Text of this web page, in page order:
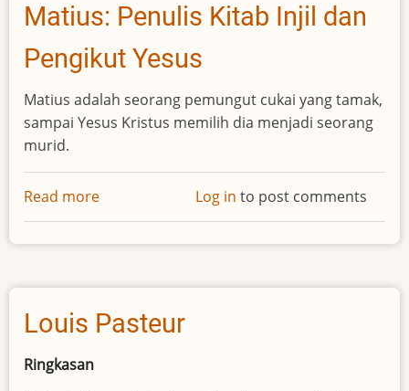
Matius: Penulis Kitab Injil dan
Pengikut Yesus
Matius adalah seorang pemungut cukai yang tamak,
sampai Yesus Kristus memilih dia menjadi seorang
murid.
Read more
Matius:
Penulis
Injil
dan
Pengikut
Log in to post comments
Louis Pasteur
Ringkasan